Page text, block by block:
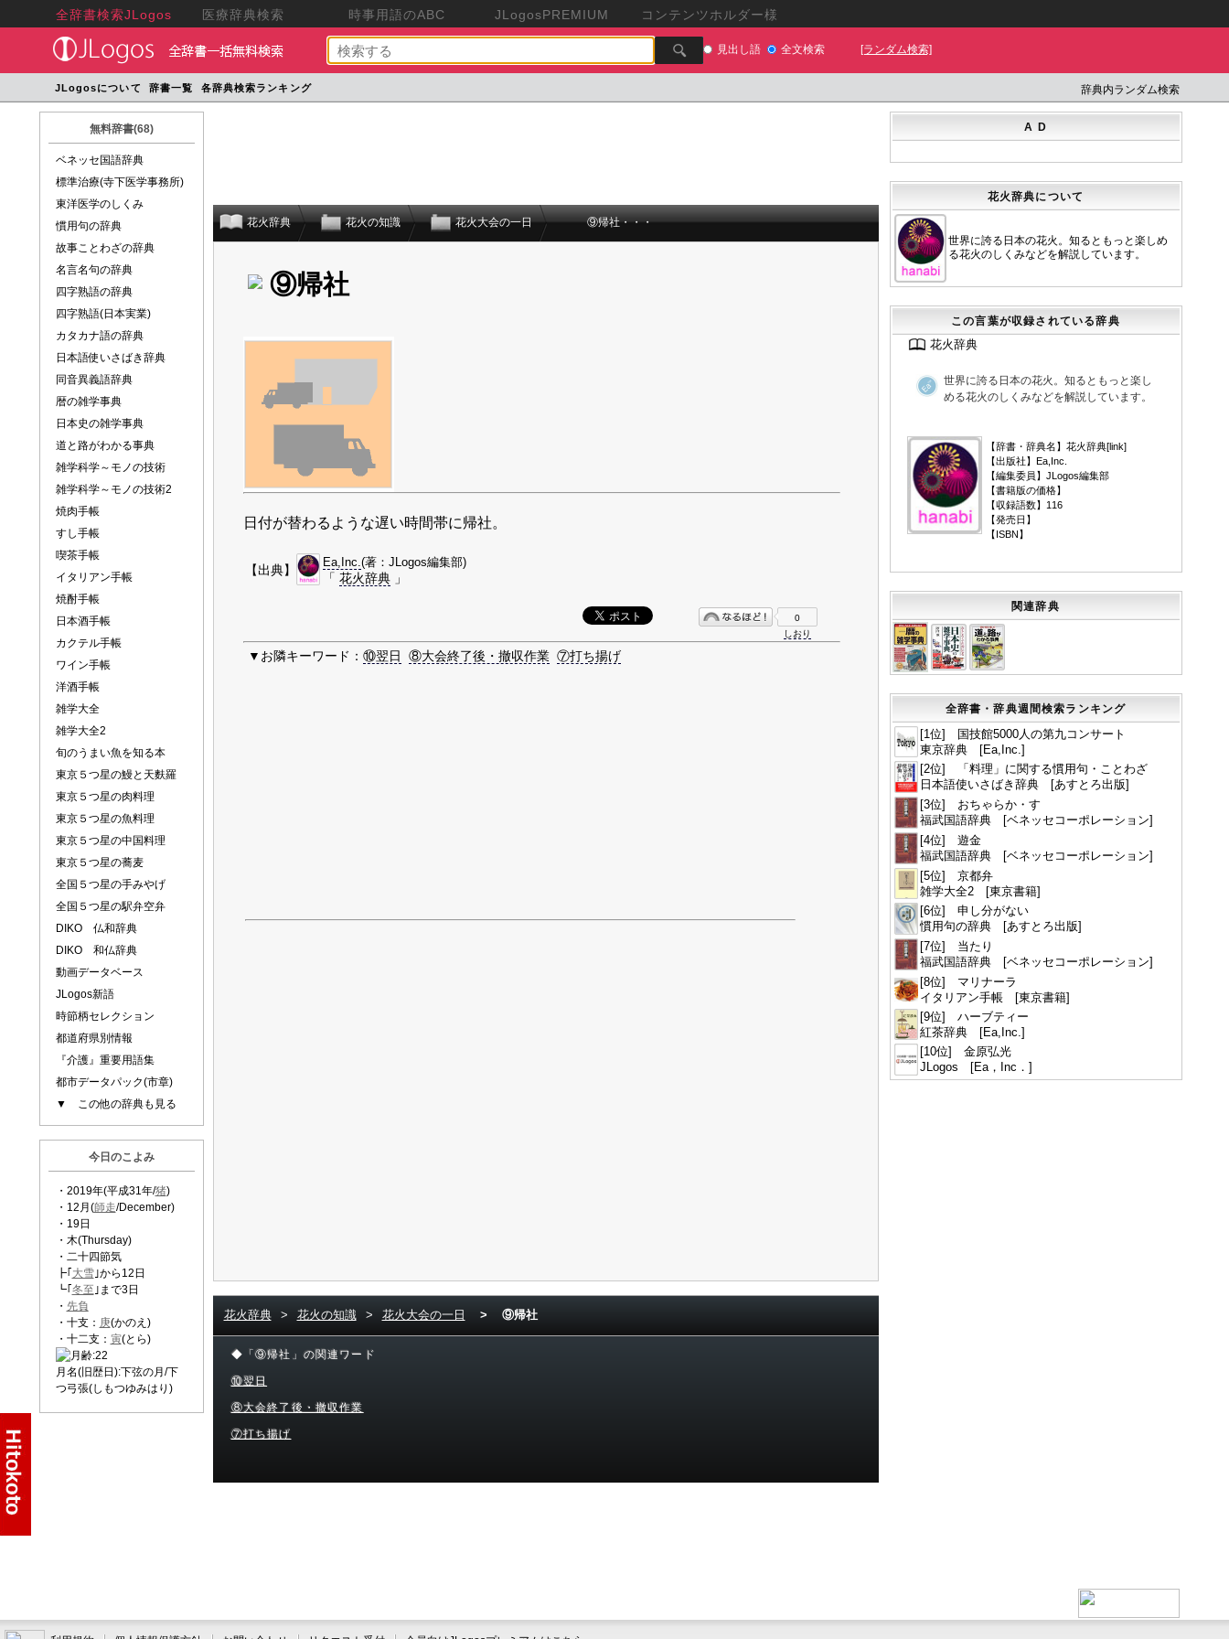
全辞書検索JLogos 医療辞典検索 時事用語のABC JLogosPREMIUM コンテンツホルダー様
見出し語 全文検索 [ランダム検索]
JLogosについて 辞書一覧 各辞典検索ランキング 辞典内ランダム検索
無料辞書(68)
ベネッセ国語辞典
標準治療(寺下医学事務所)
東洋医学のしくみ
慣用句の辞典
故事ことわざの辞典
名言名句の辞典
四字熟語の辞典
四字熟語(日本実業)
カタカナ語の辞典
日本語使いさばき辞典
同音異義語辞典
暦の雑学事典
日本史の雑学事典
道と路がわかる事典
雑学科学～モノの技術
雑学科学～モノの技術2
焼肉手帳
すし手帳
喫茶手帳
イタリアン手帳
焼酎手帳
日本酒手帳
カクテル手帳
ワイン手帳
洋酒手帳
雑学大全
雑学大全2
旬のうまい魚を知る本
東京５つ星の鰻と天麩羅
東京５つ星の肉料理
東京５つ星の魚料理
東京５つ星の中国料理
東京５つ星の蕎麦
全国５つ星の手みやげ
全国５つ星の駅弁空弁
DIKO 仏和辞典
DIKO 和仏辞典
動画データベース
JLogos新語
時節柄セレクション
都道府県別情報
『介護』重要用語集
都市データパック(市章)
▼ この他の辞典も見る
今日のこよみ
・2019年(平成31年/猪)
・12月(師走/December)
・19日
・木(Thursday)
・二十四節気
┣｢ 大雪｣から12日
┗｢ 冬至 ｣まで3日
・ 先負
・十支： 庚(かのえ)
・十二支： 寅(とら)
月名(旧歴日):下弦の月/下
つ弓張(しもつゆみはり)
花火辞典 花火の知識 花火大会の一日 ⑨帰社・・・
⑨帰社
日付が替わるような遅い時間帯に帰社。
【出典】
Ea,Inc.(著：JLogos編集部)
「 花火辞典」
0
しおり
▼お隣キーワード： ⑩翌日 ⑧大会終了後・撤収作業 ⑦打ち揚げ
花火辞典 > 花火の知識 > 花火大会の一日 > ⑨帰社
◆「⑨帰社」の関連ワード
⑩翌日
⑧大会終了後・撤収作業
⑦打ち揚げ
A D
花火辞典について
世界に誇る日本の花火。知るともっと楽しめ
る花火のしくみなどを解説しています。
この言葉が収録されている辞典
花火辞典
世界に誇る日本の花火。知るともっと楽し
める花火のしくみなどを解説しています。
【辞書・辞典名】花火辞典[link]
【出版社】Ea,Inc.
【編集委員】JLogos編集部
【書籍版の価格】
【収録語数】116
【発売日】
【ISBN】
関連辞典
全辞書・辞典週間検索ランキング
[1位] 国技館5000人の第九コンサート
東京辞典 [Ea,Inc.]
[2位] 「料理」に関する慣用句・ことわざ
日本語使いさばき辞典 [あすとろ出版]
[3位] おちゃらか・す
福武国語辞典 [ベネッセコーポレーション]
[4位] 遊金
福武国語辞典 [ベネッセコーポレーション]
[5位] 京都弁
雑学大全2 [東京書籍]
[6位] 申し分がない
慣用句の辞典 [あすとろ出版]
[7位] 当たり
福武国語辞典 [ベネッセコーポレーション]
[8位] マリナーラ
イタリアン手帳 [東京書籍]
[9位] ハーブティー
紅茶辞典 [Ea,Inc.]
[10位] 金原弘光
JLogos [Ea，Inc．]